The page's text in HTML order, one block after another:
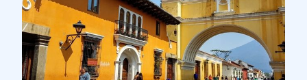
als Tikal en Yaxha, paradijselijk Semuc Champey
met zijn terraswatervallen en een Caribische
sfeer in Lívingston. Ontdek het allemaal op
onze rondreis Guatemala 2 weken!